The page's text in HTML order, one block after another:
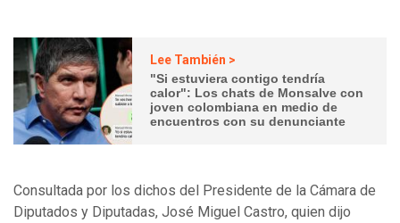
Lee También >
"Si estuviera contigo tendría
calor": Los chats de Monsalve con
joven colombiana en medio de
encuentros con su denunciante
Consultada por los dichos del Presidente de la Cámara de
Diputados y Diputadas, José Miguel Castro, quien dijo